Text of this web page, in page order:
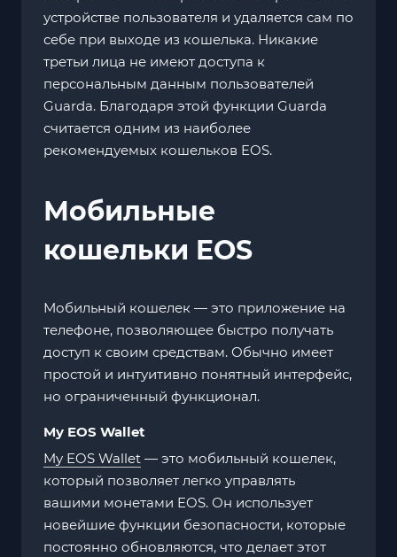
устройстве пользователя и удаляется сам по
себе при выходе из кошелька. Никакие
третьи лица не имеют доступа к
персональным данным пользователей
Guarda. Благодаря этой функции Guarda
считается одним из наиболее
рекомендуемых кошельков EOS.
Мобильные
кошельки EOS
Мобильный кошелек — это приложение на
телефоне, позволяющее быстро получать
доступ к своим средствам. Обычно имеет
простой и интуитивно понятный интерфейс,
но ограниченный функционал.
My EOS Wallet
My EOS Wallet — это мобильный кошелек,
который позволяет легко управлять
вашими монетами EOS. Он использует
новейшие функции безопасности, которые
постоянно обновляются, что делает этот